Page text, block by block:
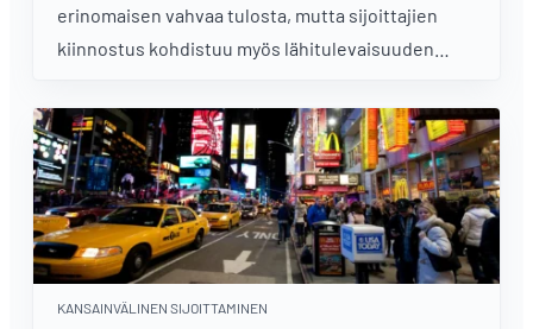
erinomaisen vahvaa tulosta, mutta sijoittajien
kiinnostus kohdistuu myös lähitulevaisuuden
kestävyyteen.
KANSAINVÄLINEN SIJOITTAMINEN